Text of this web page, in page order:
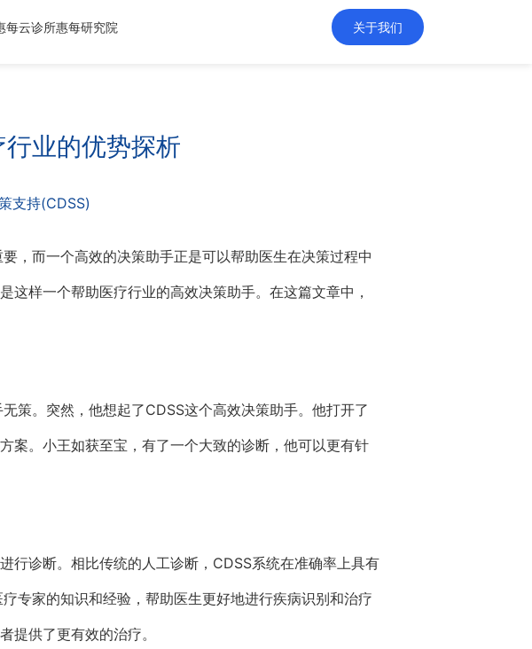
每云诊所惠每研究院 关于我们
业的优势探析
支持(CDSS)
，而一个高效的决策助手正是可以帮助医生在决策过程中
样一个帮助医疗行业的高效决策助手。在这篇文章中，
策。突然，他想起了CDSS这个高效决策助手。他打开了
案。小王如获至宝，有了一个大致的诊断，他可以更有针
行诊断。相比传统的人工诊断，CDSS系统在准确率上具有
专家的知识和经验，帮助医生更好地进行疾病识别和治疗
提供了更有效的治疗。